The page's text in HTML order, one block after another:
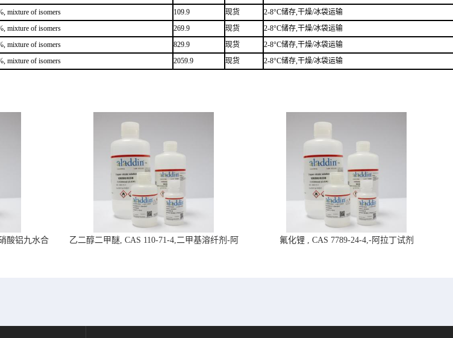
mixture of isomers 109.9 现货
2-8°C储存,干燥/冰袋运输
mixture of isomers 269.9 现货
2-8°C储存,干燥/冰袋运输
mixture of isomers 829.9 现货
2-8°C储存,干燥/冰袋运输
mixture of isomers 2059.9 现货 2-8°C储存,干燥/冰袋运输
酸铝九水合
乙二醇二甲醚, CAS 110-71-4,二甲基溶纤剂-阿
氟化锂 , CAS 7789-24-4,-阿拉丁试剂